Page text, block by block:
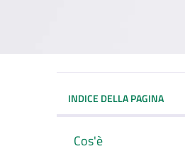
INDICE DELLA PAGINA
Cos'è